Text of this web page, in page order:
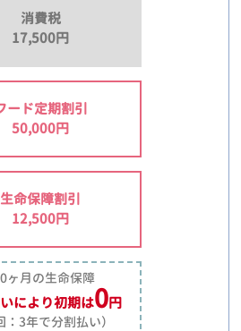
消費税
17,500円
ード定期割引
50,000円
生命保障割引
12,500円
ヶ月の生命保障
により初期は0円
：3年で分割払い）